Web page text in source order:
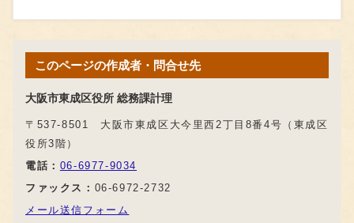
このページの作成者・問合せ先
大阪市東成区役所 総務課計理
〒537-8501 大阪市東成区大今里西2丁目8番4号（東成区
役所3階）
電話： 06-6977-9034
ファックス： 06-6972-2732
メール送信フォーム